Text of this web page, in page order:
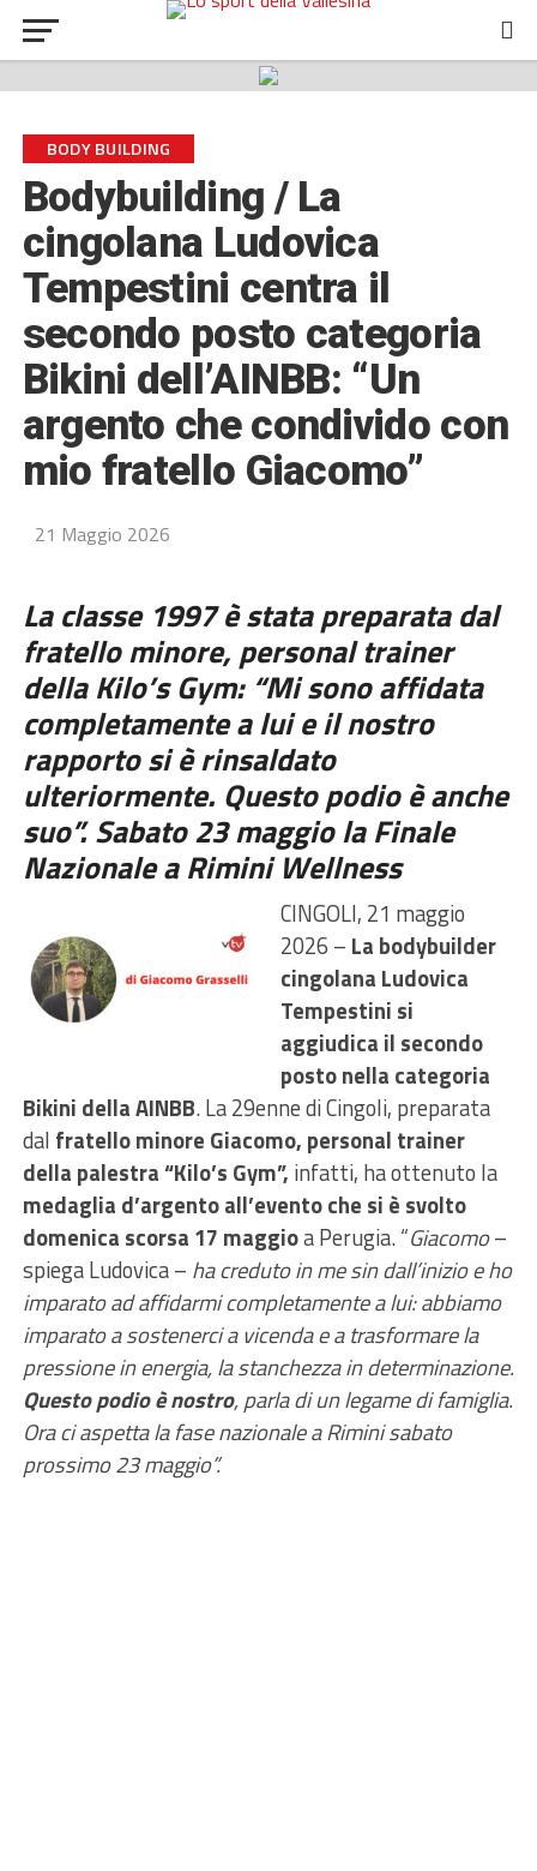
BODY BUILDING
Bodybuilding / La
cingolana Ludovica
Tempestini centra il
secondo posto categoria
Bikini dell’AINBB: “Un
argento che condivido con
mio fratello Giacomo”
21 Maggio 2026
La classe 1997 è stata preparata dal
fratello minore, personal trainer
della Kilo’s Gym: “Mi sono affidata
completamente a lui e il nostro
rapporto si è rinsaldato
ulteriormente. Questo podio è anche
suo”. Sabato 23 maggio la Finale
Nazionale a Rimini Wellness
CINGOLI, 21 maggio
2026 – La bodybuilder
cingolana Ludovica
Tempestini si
aggiudica il secondo
posto nella categoria
Bikini della AINBB. La 29enne di Cingoli, preparata
dal fratello minore Giacomo, personal trainer
della palestra “Kilo’s Gym”, infatti, ha ottenuto la
medaglia d’argento all’evento che si è svolto
domenica scorsa 17 maggioa Perugia. “Giacomo–
spiega Ludovica – ha creduto in me sin dall’inizio e ho
imparato ad affidarmi completamente a lui: abbiamo
imparato a sostenerci a vicenda e a trasformare la
pressione in energia, la stanchezza in determinazione.
Questo podio è nostro, parla di un legame di famiglia.
Ora ci aspetta la fase nazionale a Rimini sabato
prossimo 23 maggio”.